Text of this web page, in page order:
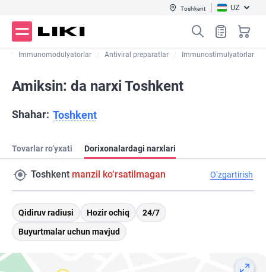
Toshkent UZ
Immunomodulyatorlar Antiviral preparatlar Immunostimulyatorlar
Amiksin: da narxi Toshkent
Shahar: Toshkent
Tovarlar ro‘yxati Dorixonalardagi narxlari
Toshkent manzil ko‘rsatilmagan O‘zgartirish
Qidiruv radiusi Hozir ochiq
24/7
Buyurtmalar uchun mavjud